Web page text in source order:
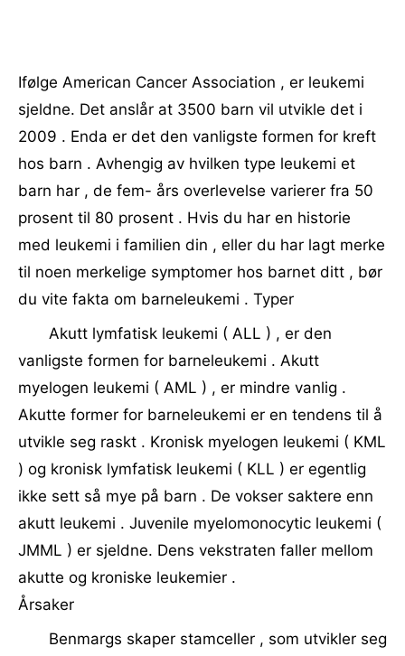
Ifølge American Cancer Association , er leukemi
sjeldne. Det anslår at 3500 barn vil utvikle det i
2009 . Enda er det den vanligste formen for kreft
hos barn . Avhengig av hvilken type leukemi et
barn har , de fem- års overlevelse varierer fra 50
prosent til 80 prosent . Hvis du har en historie
med leukemi i familien din , eller du har lagt merke
til noen merkelige symptomer hos barnet ditt , bør
du vite fakta om barneleukemi . Typer
Akutt lymfatisk leukemi ( ALL ) , er den
vanligste formen for barneleukemi . Akutt
myelogen leukemi ( AML ) , er mindre vanlig .
Akutte former for barneleukemi er en tendens til å
utvikle seg raskt . Kronisk myelogen leukemi ( KML
) og kronisk lymfatisk leukemi ( KLL ) er egentlig
ikke sett så mye på barn . De vokser saktere enn
akutt leukemi . Juvenile myelomonocytic leukemi (
JMML ) er sjeldne. Dens vekstraten faller mellom
akutte og kroniske leukemier .
Årsaker
Benmargs skaper stamceller , som utvikler seg